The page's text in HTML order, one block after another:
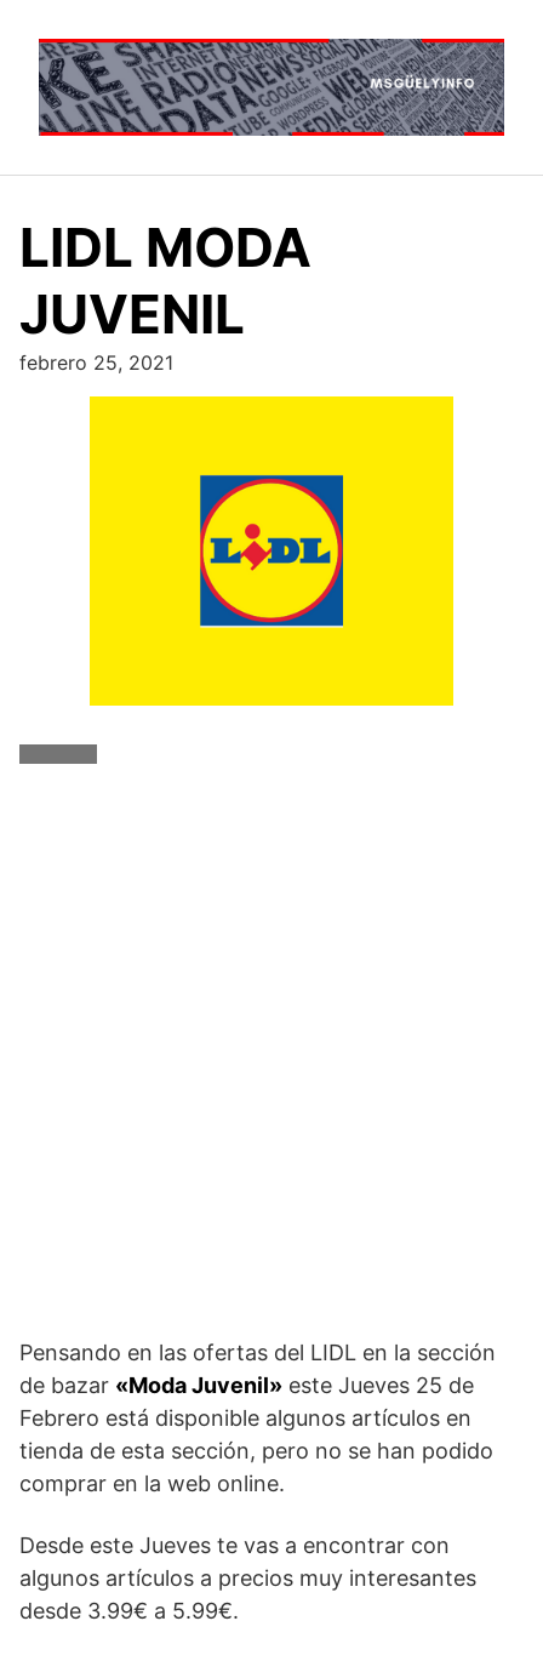
contenido
LIDL MODA
JUVENIL
febrero 25, 2021
Pensando en las ofertas del LIDL en la sección
de bazar «Moda Juvenil» este Jueves 25 de
Febrero está disponible algunos artículos en
tienda de esta sección, pero no se han podido
comprar en la web online.
Desde este Jueves te vas a encontrar con
algunos artículos a precios muy interesantes
desde 3.99€ a 5.99€.